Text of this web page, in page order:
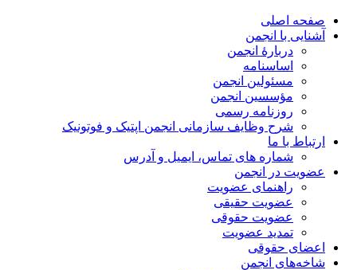
صفحه اصلی
آشنایی با انجمن
دربارۀ انجمن
اساسنامه
مسئولین انجمن
مؤسسین انجمن
روزنامه رسمی
شرح وظایف سازمانی انجمن اپتیک و فوتونیک
ارتباط با ما
شماره های تماس، ایمیل و آدرس
عضویت در انجمن
راهنمای عضویت
عضویت حقیقی
عضویت حقوقی
تمدید عضویت
اعضای حقوقی
شاخه‌های انجمن